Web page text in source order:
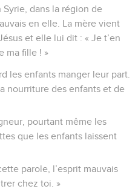
Syrie, dans la région de
en elle. La mère vient
et elle lui dit : « Je t’en
ma fille ! »
les enfants manger leur part.
nourriture des enfants et de
pourtant même les
que les enfants laissent
parole, l’esprit mauvais
chez toi. »